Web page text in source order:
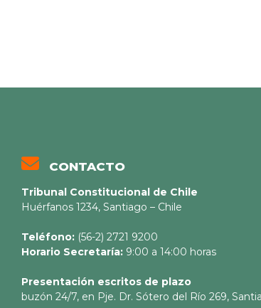
CONTACTO
Tribunal Constitucional de Chile
Huérfanos 1234, Santiago – Chile
Teléfono: (56-2) 2721 9200
Horario Secretaría: 9:00 a 14:00 horas
Presentación escritos de plazo
buzón 24/7, en Pje. Dr. Sótero del Río 269,